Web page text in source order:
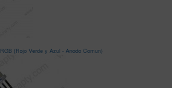
(Rojo Verde y Azul - Anodo Comun)